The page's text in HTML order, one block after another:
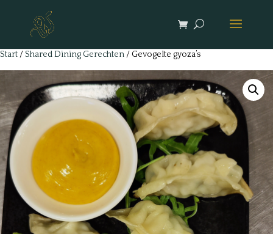
Start /Shared Dining Gerechten / Gevogelte gyoza’s